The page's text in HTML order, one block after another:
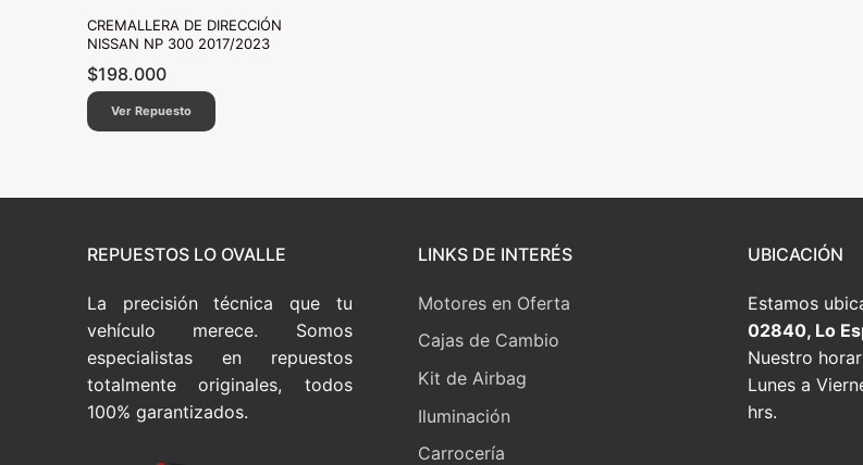
CREMALLERA DE DIRECCIÓN
NISSAN NP 300 2017/2023
$198.000
Ver Repuesto
REPUESTOS LO OVALLE
La precisión técnica que tu
vehículo merece. Somos
especialistas en repuestos
totalmente originales, todos
100% garantizados.
LINKS DE INTERÉS
Motores en Oferta
Cajas de Cambio
Kit de Airbag
Iluminación
Carrocería
UBICACIÓN
Estamos
02840, Lo
Nuestro
Lunes a
hrs.